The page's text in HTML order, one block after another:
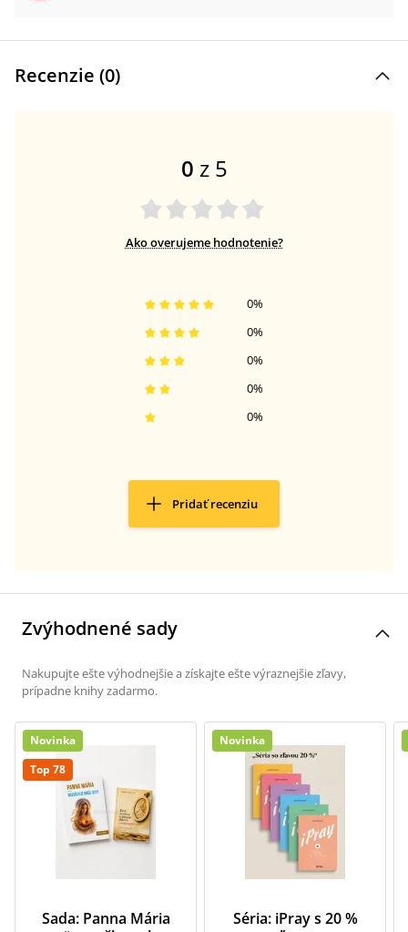
Recenzie (0)
0 z 5
Ako overujeme hodnotenie?
0%
0%
0%
0%
0%
Pridať recenziu
Zvýhodnené sady
Nakupujte ešte výhodnejšie a získajte ešte výraznejšie zľavy,
prípadne knihy zadarmo.
Novinka
Top 78
Sada: Panna Mária
Novinka
Séria: iPray s 20 %